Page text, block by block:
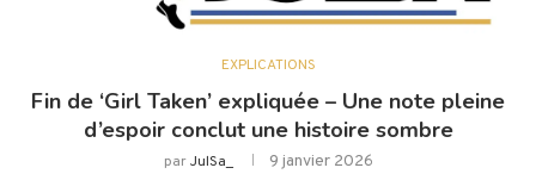
EXPLICATIONS
Fin de ‘Girl Taken’ expliquée – Une note pleine
d’espoir conclut une histoire sombre
parJulSa_ 9 janvier 2026